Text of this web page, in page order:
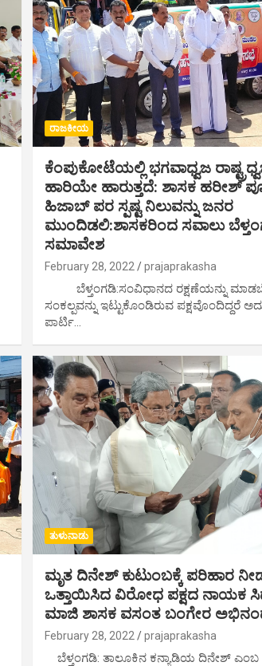
ರಾಜಕೀಯ
ಕೆಂಪುಕೋಟೆಯಲ್ಲಿ ಭಗವಾಧ್ವಜ
ಹಾರಿಯೇ ಹಾರುತ್ತದೆ: ಶಾಸಕ ಹರೀಶ್
ಹಿಜಾಬ್ ಪರ ಸ್ಪಷ್ಟ ನಿಲುವನ್ನು ಜನರ
ಮುಂದಿಡಲಿ:ಶಾಸಕರಿಂದ ಸವಾಲು
ಸಮಾವೇಶ
February 28, 2022 prajaprakasha
ಬೆಳ್ತಂಗಡಿ:ಸಂವಿಧಾನದ ರಕ್ಷಣೆಯನ್ನು
ಸಂಕಲ್ಪವನ್ನು ಇಟ್ಟುಕೊಂಡಿರುವ ಪಕ್ಷವೊಂದಿದ್ದರೆ
ಪಾರ್ಟಿ…
ತುಳುನಾಡು
ಮೃತ ದಿನೇಶ್ ಕುಟುಂಬಕ್ಕೆ ಪರಿಹಾರ
ಒತ್ತಾಯಿಸಿದ ವಿರೋಧ ಪಕ್ಷದ ನಾಯಕ
ಮಾಜಿ ಶಾಸಕ ವಸಂತ ಬಂಗೇರ
February 28, 2022 prajaprakasha
ಬೆಳ್ತಂಗಡಿ: ತಾಲೂಕಿನ ಕನ್ಯಾಡಿಯ ದಿನೇಶ್ ಎಂಬ